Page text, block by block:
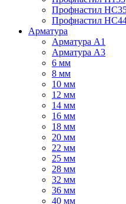
Профнастил
Профнастил
Арматура
Арматура А1
Арматура А3
6 мм
8 мм
10 мм
12 мм
14 мм
16 мм
18 мм
20 мм
22 мм
25 мм
28 мм
32 мм
36 мм
40 мм